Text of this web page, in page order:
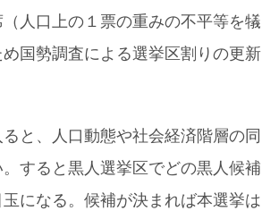
人口上の１票の重みの不平等を犠
国勢調査による選挙区割りの更新
と、人口動態や社会経済階層の同
すると黒人選挙区でどの黒人候補
になる。候補が決まれば本選挙は